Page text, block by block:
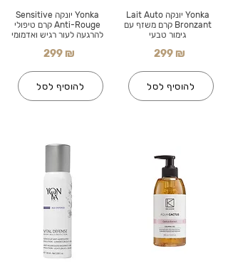
Yonka יונקה Sensitive
Anti-Rouge קרם טיפולי
להרגעה לעור רגיש ואדמומי
299 ₪
להוסיף לסל
Yonka יונקה Lait Auto
Bronzant קרם משזף עם
גימור טבעי
299 ₪
להוסיף לסל